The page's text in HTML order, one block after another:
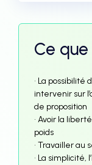
Ce que
• La
intervenir sur
de proposition
• Avoir la
poids
• Travailler au
• La